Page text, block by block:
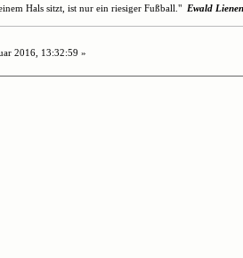
Hals sitzt, ist nur ein riesiger Fußball."Ewald
2016, 13:32:59 »